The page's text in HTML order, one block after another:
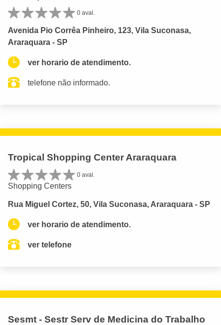
0 aval.
Avenida Pio Corrêa Pinheiro, 123, Vila Suconasa,
Araraquara - SP
ver horario de atendimento.
telefone não informado.
Tropical Shopping Center Araraquara
0 aval.
Shopping Centers
Rua Miguel Cortez, 50, Vila Suconasa, Araraquara - SP
ver horario de atendimento.
ver telefone
Sesmt - Sestr Serv de Medicina do Trabalho